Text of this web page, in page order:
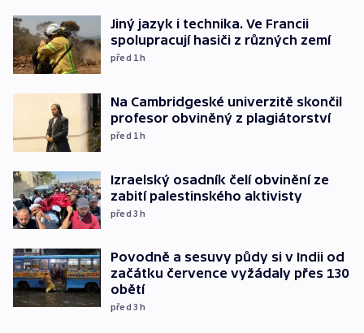
Jiný jazyk i technika. Ve Francii
spolupracují hasiči z různých zemí
před 1h
Na Cambridgeské univerzitě skončil
profesor obviněný z plagiátorství
před 1h
Izraelský osadník čelí obvinění ze
zabití palestinského aktivisty
před 3h
Povodně a sesuvy půdy si v Indii od
začátku července vyžádaly přes 130
obětí
před 3h